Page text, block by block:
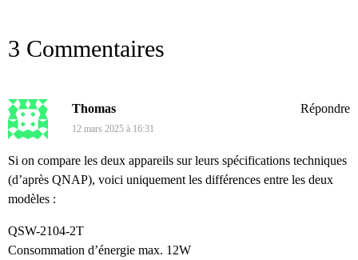
3 Commentaires
Thomas
12 mars 2025 à 16:31
Si on compare les deux appareils sur leurs spécifications techniques
(d’après QNAP), voici uniquement les différences entre les deux
modèles :
QSW-2104-2T
Consommation d’énergie max. 12W
Répondre